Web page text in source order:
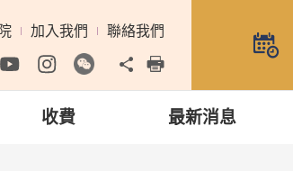
加入我們 聯絡我們
Share toprint
收費 最新消息